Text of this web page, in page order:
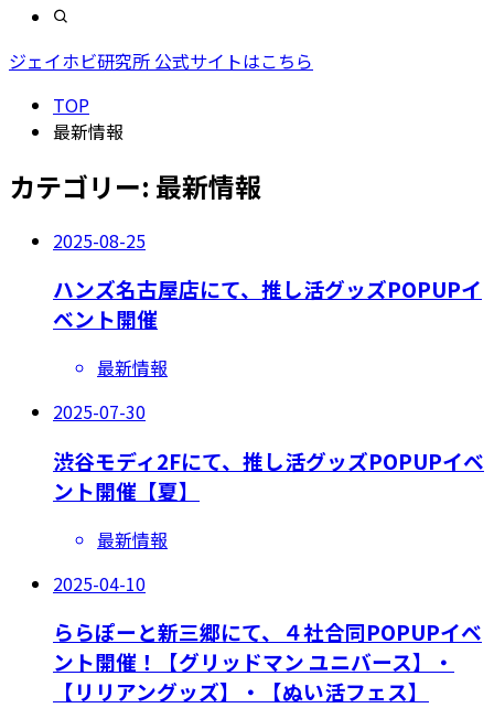
ジェイホビ研究所 公式サイトはこちら
TOP
最新情報
カテゴリー: 最新情報
2025-08-25
ハンズ名古屋店にて、推し活グッズPOPUPイ
ベント開催
最新情報
2025-07-30
渋谷モディ2Fにて、推し活グッズPOPUPイベ
ント開催【夏】
最新情報
2025-04-10
ららぽーと新三郷にて、４社合同POPUPイベ
ント開催！【グリッドマン ユニバース】・
【リリアングッズ】・【ぬい活フェス】